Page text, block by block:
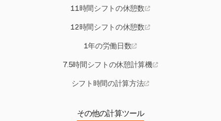
11時間シフトの休憩数
12時間シフトの休憩数
1年の労働日数
7.5時間シフトの休憩計算機
シフト時間の計算方法
その他の計算ツール